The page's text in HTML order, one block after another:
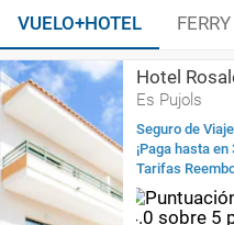
VUELO+HOTEL
Hotel
Es Pujols
Seguro de
¡Paga hasta
Tarifas